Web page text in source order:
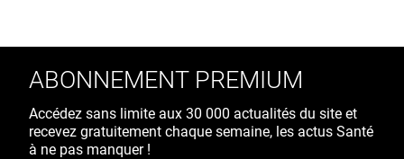
ABONNEMENT PREMIUM
Accédez sans limite aux 30 000 actualités du site et
recevez gratuitement chaque semaine, les actus Santé
à ne pas manquer !